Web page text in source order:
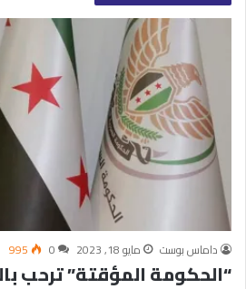
داماس بوست مايو 18, 2023 0
995
“الحكومة المؤقتة” ترحب